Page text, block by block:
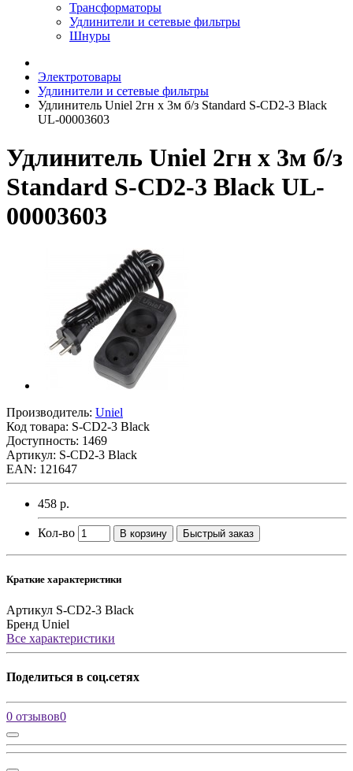
Трансформаторы
Удлинители и сетевые фильтры
Шнуры
Электротовары
Удлинители и сетевые фильтры
Удлинитель Uniel 2гн х 3м б/з Standard S-CD2-3 Black
UL-00003603
Удлинитель Uniel 2гн х 3м б/з
Standard S-CD2-3 Black UL-
00003603
Производитель: Uniel
Код товара: S-CD2-3 Black
Доступность: 1469
Артикул: S-CD2-3 Black
EAN: 121647
458 р.
Кол-во В корзину Быстрый заказ
Краткие характеристики
Артикул S-CD2-3 Black
Бренд Uniel
Все характеристики
Поделиться в соц.сетях
0 отзывов0